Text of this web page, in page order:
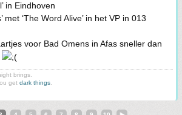
in Eindhoven
met ‘The Word Alive’ in het VP in 013
voor Bad Omens in Afas sneller dan
brings.
get dark things